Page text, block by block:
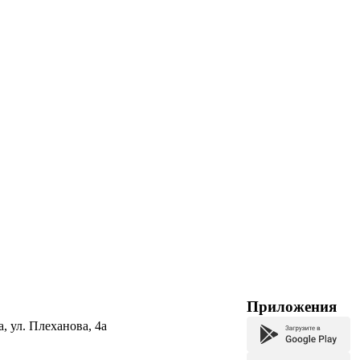
ул. Плеханова, 4а
Приложения